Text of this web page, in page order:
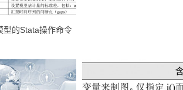
型的Stata操作命令